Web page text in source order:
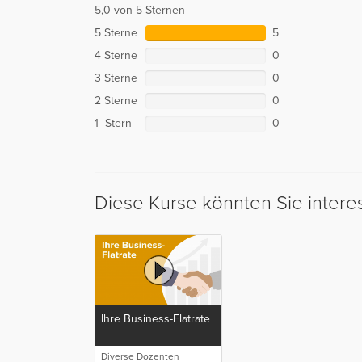
5,0 von 5 Sternen
5 Sterne
5
4 Sterne
0
3 Sterne
0
2 Sterne
0
1 Stern
0
Diese Kurse könnten Sie
Ihre Business-Flatrate
Diverse Dozenten